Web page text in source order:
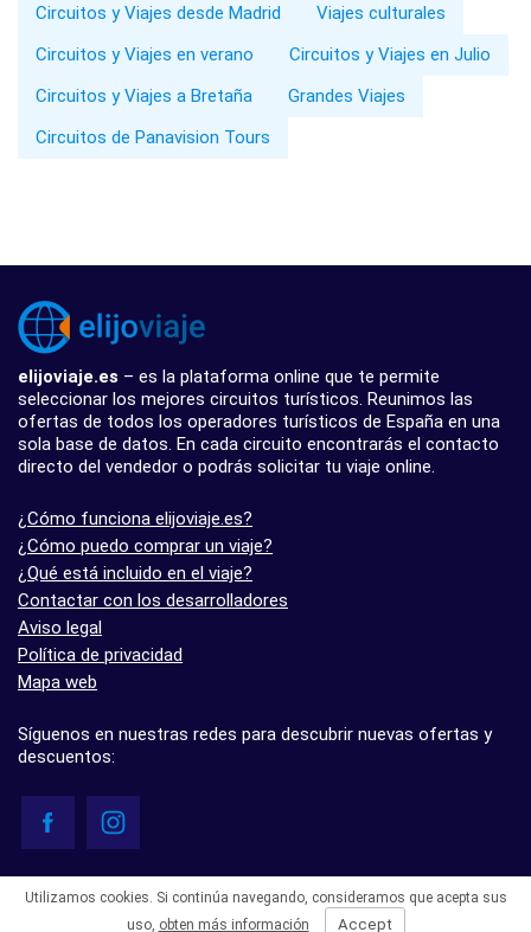
Circuitos y Viajes desde Madrid
Viajes culturales
Circuitos y Viajes en verano
Circuitos y Viajes en Julio
Circuitos y Viajes a Bretaña
Grandes Viajes
Circuitos de Panavision Tours
elijoviaje.es – es la plataforma online que te permite
seleccionar los mejores circuitos turísticos. Reunimos las
ofertas de todos los operadores turísticos de España en una
sola base de datos. En cada circuito encontrarás el contacto
directo del vendedor o podrás solicitar tu viaje online.
¿Cómo funciona elijoviaje.es?
¿Cómo puedo comprar un viaje?
¿Qué está incluido en el viaje?
Contactar con los desarrolladores
Aviso legal
Política de privacidad
Mapa web
Síguenos en nuestras redes para descubrir nuevas ofertas y
descuentos:
- 5.0 basado en 7 opiniones
Utilizamos cookies. Si continúa navegando, consideramos que acepta sus
uso, obten más información Accept